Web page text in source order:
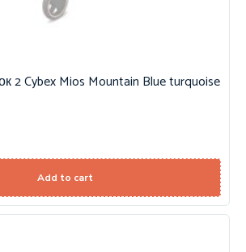
2 Cybex Mios Mountain Blue turquoise
Add to cart